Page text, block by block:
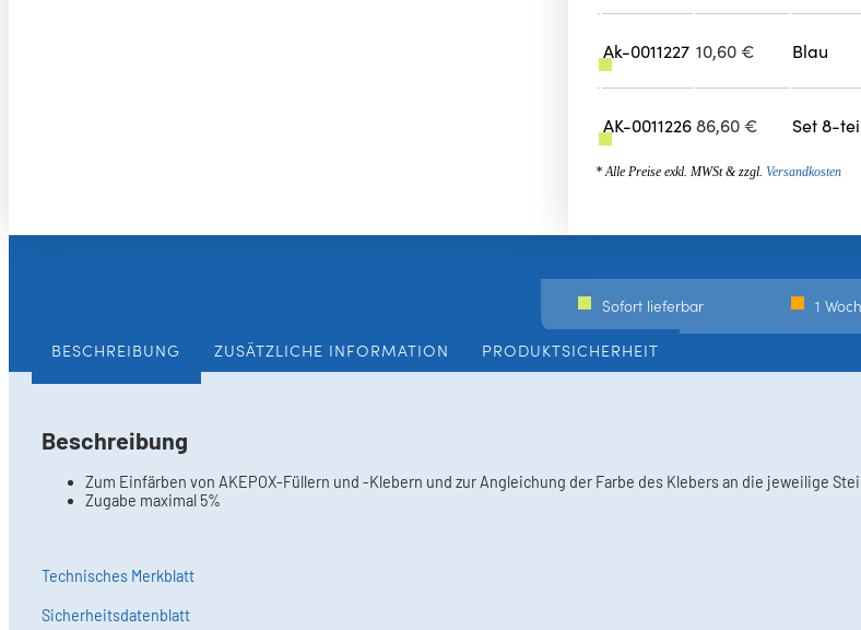
Ak-0011227 10,60 € Blau
AK-001122686,60 € Set 8-
* Alle Preise exkl. MWSt & zzgl. Versandkosten
Sofort lieferbar 1
BESCHREIBUNG ZUSÄTZLICHE INFORMATION PRODUKTSICHERHEIT
Beschreibung
Zum Einfärben von AKEPOX-Füllern und -Klebern und zur Angleichung der Farbe des Klebers an die jeweilige
Zugabe maximal 5%
Technisches Merkblatt
Sicherheitsdatenblatt